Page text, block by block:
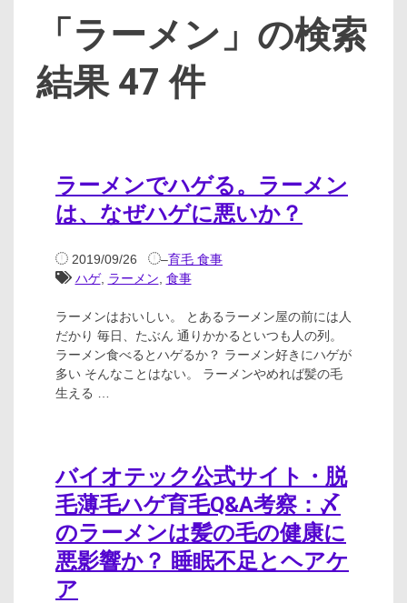
「ラーメン」の検索
結果 47 件
ラーメンでハゲる。ラーメン
は、なぜハゲに悪いか？
2019/09/26 –育毛 食事
ハゲ, ラーメン 食事
ラーメンはおいしい。 とあるラーメン屋の前には人
だかり 毎日、たぶん 通りかかるといつも人の列。
ラーメン食べるとハゲるか？ ラーメン好きにハゲが
多い そんなことはない。 ラーメンやめれば髪の毛
生える …
バイオテック公式サイト・脱
毛薄毛ハゲ育毛Q&A考察：〆
のラーメンは髪の毛の健康に
悪影響か？ 睡眠不足とヘアケ
ア